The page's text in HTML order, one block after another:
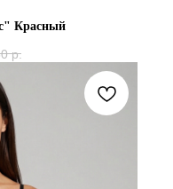
Красный
р.